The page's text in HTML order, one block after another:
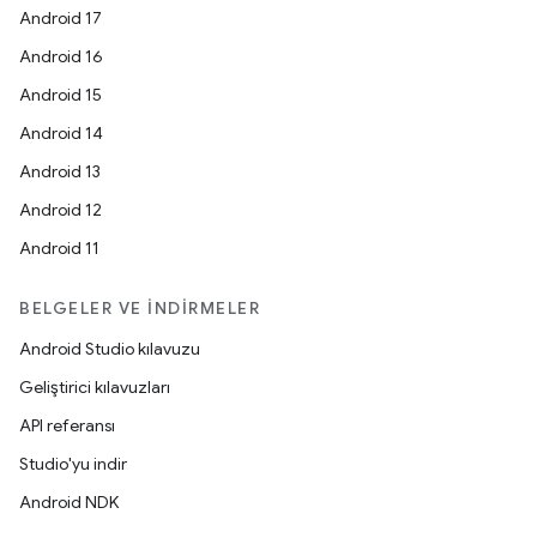
Android 17
Android 16
Android 15
Android 14
Android 13
Android 12
Android 11
BELGELER VE İNDIRMELER
Android Studio kılavuzu
Geliştirici kılavuzları
API referansı
Studio'yu indir
Android NDK